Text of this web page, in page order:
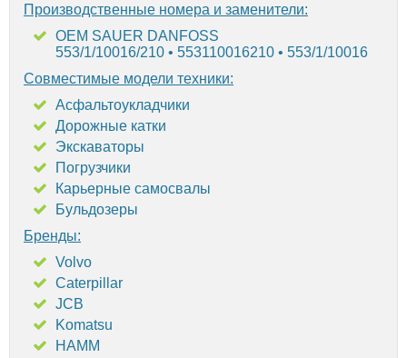
Производственные номера и заменители:
OEM SAUER DANFOSS
553/1/10016/210 • 553110016210 • 553/1/10016
Совместимые модели техники:
Асфальтоукладчики
Дорожные катки
Экскаваторы
Погрузчики
Карьерные самосвалы
Бульдозеры
Бренды:
Volvo
Caterpillar
JCB
Komatsu
HAMM